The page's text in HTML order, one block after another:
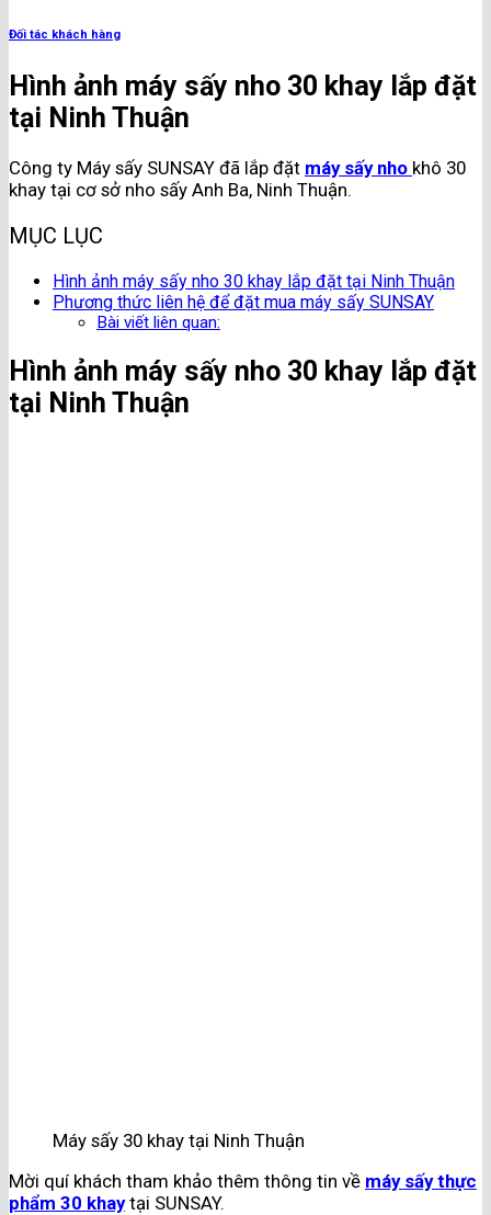
Đối tác khách hàng
Hình ảnh máy sấy nho 30 khay lắp đặt
tại Ninh Thuận
​Công ty Máy sấy SUNSAY đã lắp đặt máy sấy nho khô 30
khay tại cơ sở nho sấy Anh Ba, Ninh Thuận.
MỤC LỤC
Hình ảnh máy sấy nho 30 khay lắp đặt tại Ninh Thuận
Phương thức liên hệ để đặt mua máy sấy SUNSAY
Bài viết liên quan:
Hình ảnh máy sấy nho 30 khay lắp đặt
tại Ninh Thuận
Máy sấy 30 khay tại Ninh Thuận
Mời quí khách tham khảo thêm thông tin về máy sấy thực
phẩm 30 khaytại SUNSAY.